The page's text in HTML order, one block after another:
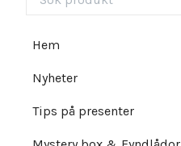
Hem
Nyheter
Tips på presenter